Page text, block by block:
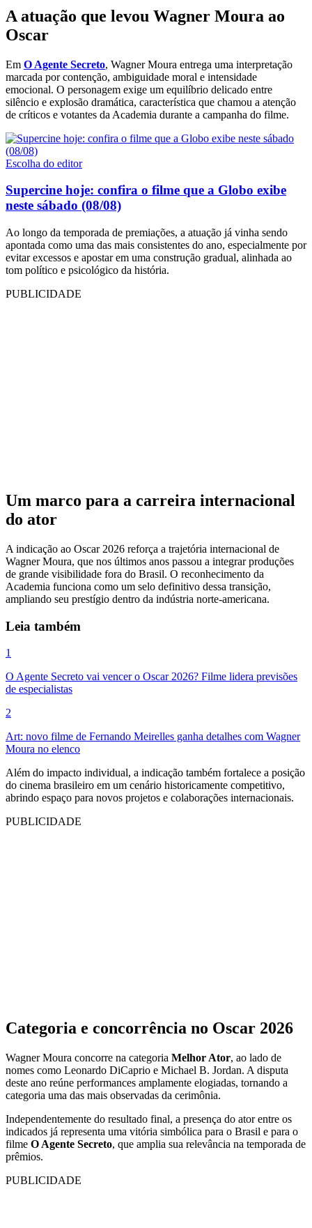
A atuação que levou Wagner Moura ao
Oscar
Em O Agente Secreto, Wagner Moura entrega uma interpretação
marcada por contenção, ambiguidade moral e intensidade
emocional. O personagem exige um equilíbrio delicado entre
silêncio e explosão dramática, característica que chamou a atenção
de críticos e votantes da Academia durante a campanha do filme.
Escolha do editor
Supercine hoje: confira o filme que a Globo exibe
neste sábado (08/08)
Ao longo da temporada de premiações, a atuação já vinha sendo
apontada como uma das mais consistentes do ano, especialmente por
evitar excessos e apostar em uma construção gradual, alinhada ao
tom político e psicológico da história.
PUBLICIDADE
Um marco para a carreira internacional
do ator
A indicação ao Oscar 2026 reforça a trajetória internacional de
Wagner Moura, que nos últimos anos passou a integrar produções
de grande visibilidade fora do Brasil. O reconhecimento da
Academia funciona como um selo definitivo dessa transição,
ampliando seu prestígio dentro da indústria norte-americana.
Leia também
1
O Agente Secreto vai vencer o Oscar 2026? Filme lidera previsões
de especialistas
2
Art: novo filme de Fernando Meirelles ganha detalhes com Wagner
Moura no elenco
Além do impacto individual, a indicação também fortalece a posição
do cinema brasileiro em um cenário historicamente competitivo,
abrindo espaço para novos projetos e colaborações internacionais.
PUBLICIDADE
Categoria e concorrência no Oscar 2026
Wagner Moura concorre na categoria Melhor Ator, ao lado de
nomes como Leonardo DiCaprio e Michael B. Jordan. A disputa
deste ano reúne performances amplamente elogiadas, tornando a
categoria uma das mais observadas da cerimônia.
Independentemente do resultado final, a presença do ator entre os
indicados já representa uma vitória simbólica para o Brasil e para o
filme O Agente Secreto, que amplia sua relevância na temporada de
prêmios.
PUBLICIDADE